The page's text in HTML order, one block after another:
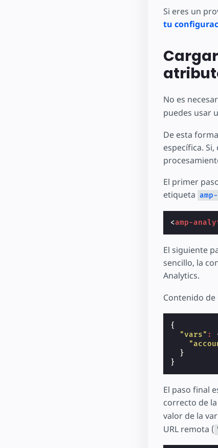
Si eres un
tu
No es
puedes usar
De esta
específica.
El primer
etiqueta
<amp-
El siguiente
sencillo, la
Analytics.
Contenido
{
"vars" :
}
}
El paso final
correcto de
valor de la
URL remota (